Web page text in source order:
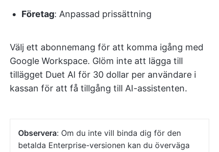
Företag: Anpassad prissättning
Välj ett abonnemang för att komma igång med
Google Workspace. Glöm inte att lägga till
tillägget Duet AI för 30 dollar per användare i
kassan för att få tillgång till AI-assistenten.
Observera: Om du inte vill binda dig för den
betalda Enterprise-versionen kan du överväga